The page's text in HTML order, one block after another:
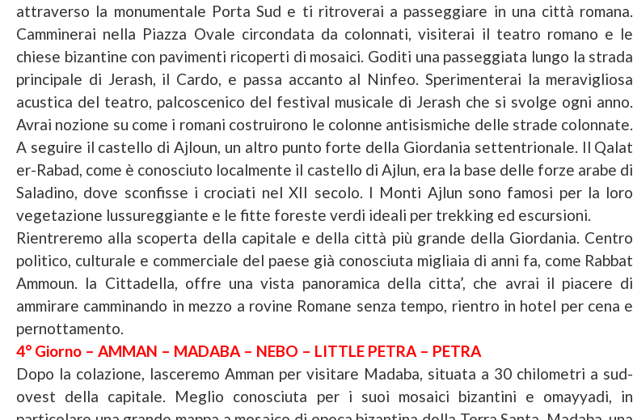
attraverso la monumentale Porta Sud e ti ritroverai a passeggiare in una città romana.
Camminerai nella Piazza Ovale circondata da colonnati, visiterai il teatro romano e le
chiese bizantine con pavimenti ricoperti di mosaici. Goditi una passeggiata lungo la strada
principale di Jerash, il Cardo, e passa accanto al Ninfeo. Sperimenterai la meravigliosa
acustica del teatro, palcoscenico del festival musicale di Jerash che si svolge ogni anno.
Avrai nozione su come i romani costruirono le colonne antisismiche delle strade colonnate.
A seguire il castello di Ajloun, un altro punto forte della Giordania settentrionale. Il Qalat
er-Rabad, come è conosciuto localmente il castello di Ajlun, era la base delle forze arabe di
Saladino, dove sconfisse i crociati nel XII secolo. I Monti Ajlun sono famosi per la loro
vegetazione lussureggiante e le fitte foreste verdi ideali per trekking ed escursioni.
Rientreremo alla scoperta della capitale e della città più grande della Giordania. Centro
politico, culturale e commerciale del paese già conosciuta migliaia di anni fa, come Rabbat
Ammoun. la Cittadella, offre una vista panoramica della citta’, che avrai il piacere di
ammirare camminando in mezzo a rovine Romane senza tempo, rientro in hotel per cena e
pernottamento.
4° Giorno – AMMAN – MADABA – NEBO – LITTLE PETRA – PETRA
Dopo la colazione, lasceremo Amman per visitare Madaba, situata a 30 chilometri a sud-
ovest della capitale. Meglio conosciuta per i suoi mosaici bizantini e omayyadi, in